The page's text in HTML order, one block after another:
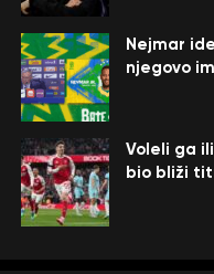
Nejmar
njegovo
Voleli ga
bio bliži